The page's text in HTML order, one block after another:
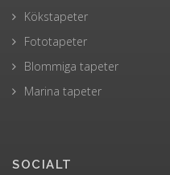
Kökstapeter
Fototapeter
Blommiga tapeter
Marina tapeter
SOCIALT